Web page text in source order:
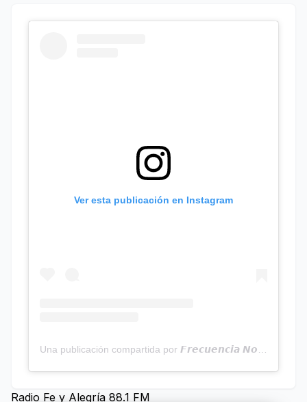
Ver esta publicación en Instagram
Radio Fe y Alegría 88.1 FM